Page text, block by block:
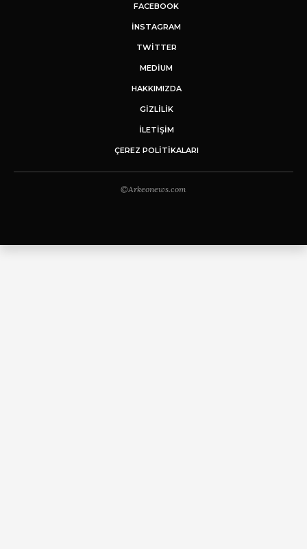
FACEBOOK
INSTAGRAM
TWITTER
MEDIUM
HAKKIMIZDA
GİZLİLİK
İLETIŞIM
ÇEREZ POLITIKALARI
©Arkeonews.com